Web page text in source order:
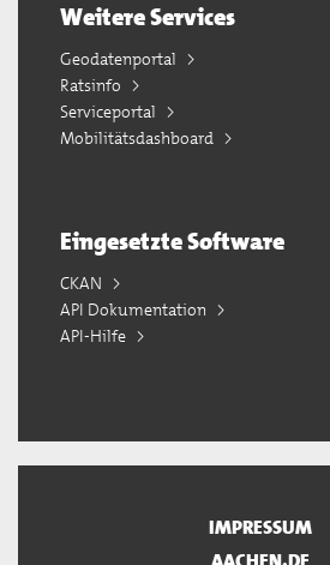
Weitere Services
Geodatenportal
Ratsinfo
Serviceportal
Mobilitätsdashboard
Eingesetzte Software
CKAN
API Dokumentation
API-Hilfe
IMPRESSUM